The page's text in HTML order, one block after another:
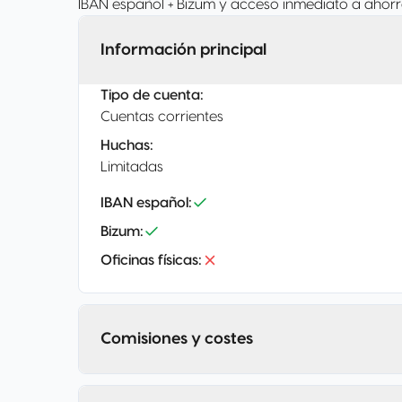
IBAN español + Bizum y acceso inmediato a
Información principal
Tipo de cuenta:
Cuentas corrientes
Huchas:
Limitadas
IBAN español :
Bizum:
Oficinas físicas:
Comisiones y costes